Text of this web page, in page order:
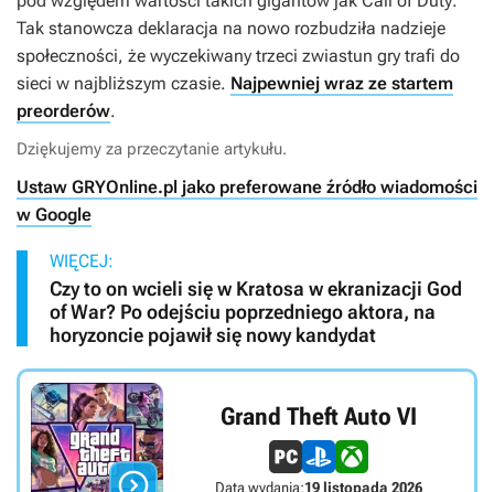
Tak stanowcza deklaracja na nowo rozbudziła nadzieje
społeczności, że wyczekiwany trzeci zwiastun gry trafi do
sieci w najbliższym czasie. Najpewniej wraz ze startem
preorderów.
Dziękujemy za przeczytanie artykułu.
Ustaw GRYOnline.pl jako preferowane źródło wiadomości
w Google
WIĘCEJ:
Czy to on wcieli się w Kratosa w ekranizacji God
of War? Po odejściu poprzedniego aktora, na
horyzoncie pojawił się nowy kandydat
Grand Theft Auto VI
Data wydania:19 listopada 2026